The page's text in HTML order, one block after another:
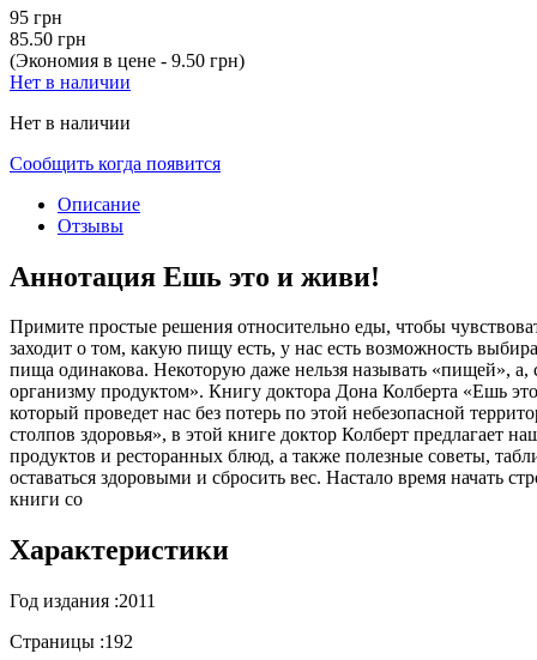
95 грн
85.50 грн
(Экономия в цене - 9.50 грн)
Нет в наличии
Нет в наличии
Сообщить когда появится
Описание
Отзывы
Аннотация Ешь это и живи!
Примите простые решения относительно еды, чтобы
заходит о том, какую пищу есть, у нас есть возможность
пища одинакова. Некоторую даже нельзя называть «пищей»,
организму продуктом». Книгу доктора Дона Колберта «Ешь
который проведет нас без потерь по этой небезопасной
столпов здоровья», в этой книге доктор Колберт
продуктов и ресторанных блюд, а также полезные советы,
оставаться здоровыми и сбросить вес. Настало время начать
книги со
Характеристики
Год издания :2011
Страницы :192